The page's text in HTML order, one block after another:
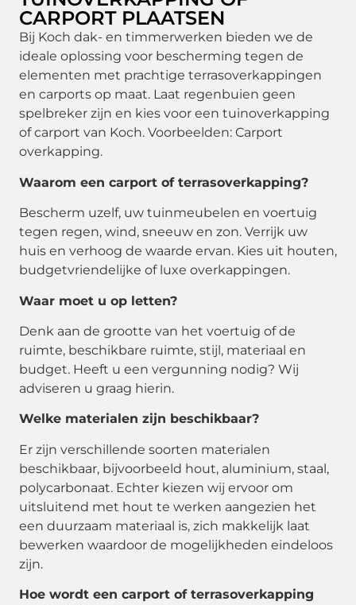
CARPORT PLAATSEN
Bij Koch dak- en timmerwerken bieden we de
ideale oplossing voor bescherming tegen de
elementen met prachtige terrasoverkappingen
en carports op maat. Laat regenbuien geen
spelbreker zijn en kies voor een tuinoverkapping
of carport van Koch. Voorbeelden: Carport
overkapping.
Waarom een carport of terrasoverkapping?
Bescherm uzelf, uw tuinmeubelen en voertuig
tegen regen, wind, sneeuw en zon. Verrijk uw
huis en verhoog de waarde ervan. Kies uit houten,
budgetvriendelijke of luxe overkappingen.
Waar moet u op letten?
Denk aan de grootte van het voertuig of de
ruimte, beschikbare ruimte, stijl, materiaal en
budget. Heeft u een vergunning nodig? Wij
adviseren u graag hierin.
Welke materialen zijn beschikbaar?
Er zijn verschillende soorten materialen
beschikbaar, bijvoorbeeld hout, aluminium, staal,
polycarbonaat. Echter kiezen wij ervoor om
uitsluitend met hout te werken aangezien het
een duurzaam materiaal is, zich makkelijk laat
bewerken waardoor de mogelijkheden eindeloos
zijn.
Hoe wordt een carport of terrasoverkapping